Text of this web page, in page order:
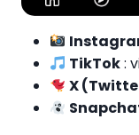
TikTok:
X